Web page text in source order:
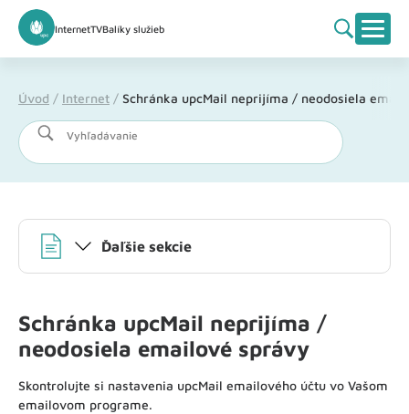
InternetTVBalíky služieb
Úvod / Internet / Schránka upcMail neprijíma / neodosiela
Vyhľadávanie
Ďaľšie sekcie
Schránka upcMail neprijíma /
neodosiela emailové správy
Skontrolujte si nastavenia upcMail emailového účtu vo Vašom
emailovom programe.